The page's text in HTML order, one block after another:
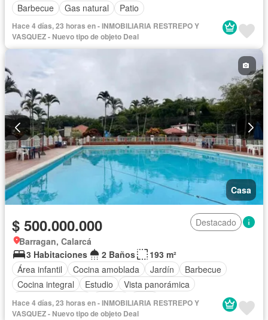
Barbecue
Gas natural Patio
Hace 4 días, 23 horas en - INMOBILIARIA RESTREPO Y
VASQUEZ - Nuevo tipo de objeto Deal
Casa
$ 500.000.000
Destacado
Barragan, Calarcá
3 Habitaciones
2 Baños
193 m²
Área infantil
Cocina amoblada Jardín
Barbecue
Cocina integral
Estudio
Vista panorámica
Seguridad privada
Piscina Patio
Hace 4 días, 23 horas en - INMOBILIARIA RESTREPO Y
VASQUEZ - Nuevo tipo de objeto Deal